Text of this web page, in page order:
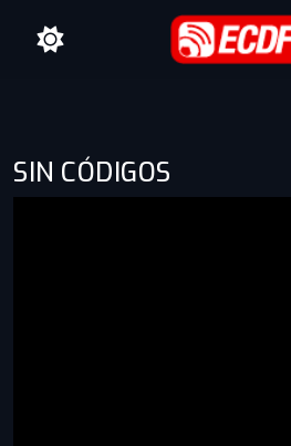
SIN CÓDIGOS